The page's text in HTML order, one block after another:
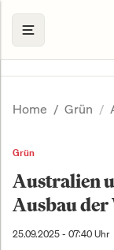
Home Grün
Grün
Australien
Ausbau
25.09.2025 - 07:40 Uhr